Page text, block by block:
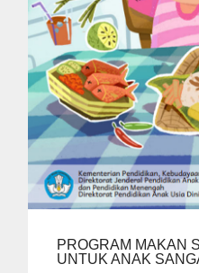
PROGRAM MAKAN
UNTUK ANAK